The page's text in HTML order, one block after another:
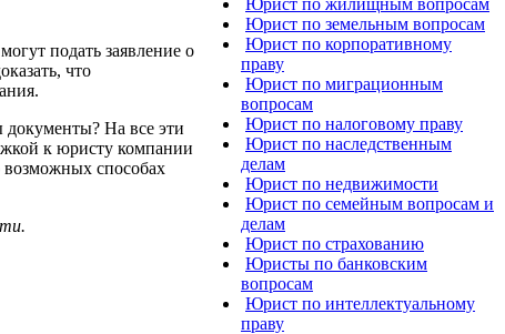
подать заявление о
что
На все эти
к юристу компании
возможных способах
Юрист по жилищным вопросам
Юрист по земельным вопросам
Юрист по корпоративному
праву
Юрист по миграционным
вопросам
Юрист по налоговому праву
Юрист по наследственным
делам
Юрист по недвижимости
Юрист по семейным вопросам и
делам
Юрист по страхованию
Юристы по банковским
вопросам
Юрист по интеллектуальному
праву